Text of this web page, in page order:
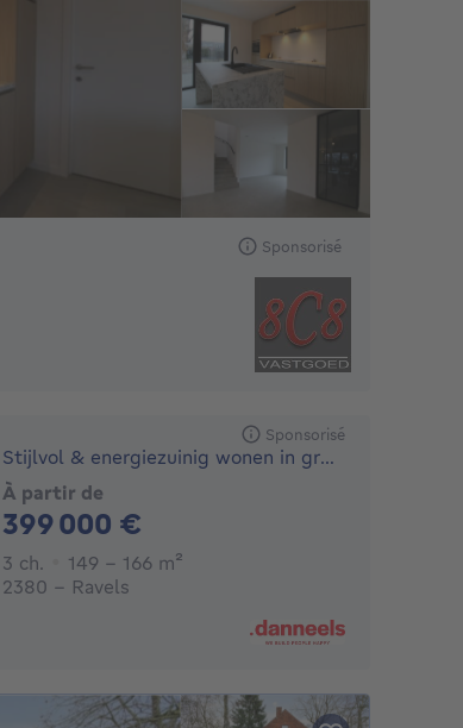
Sponsorisé
Sponsorisé
Stijlvol & energiezuinig wonen in groene buurt
À partir de
399 000 €
3 ch. 3 chambres
149 - 166 m²
2380 - Ravels